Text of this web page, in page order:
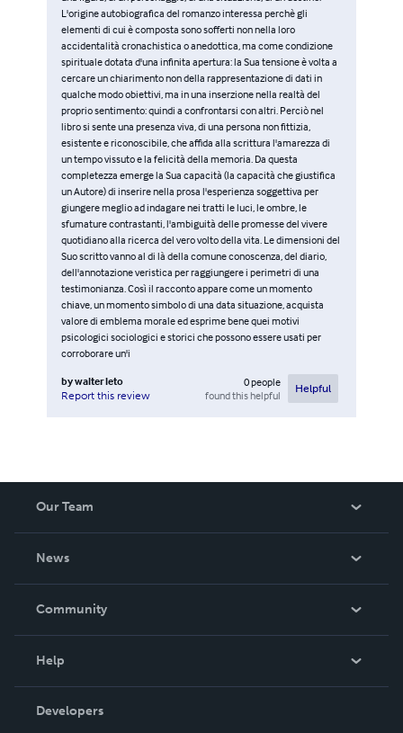
L'origine autobiografica del romanzo interessa perchè gli
elementi di cui è composta sono sofferti non nella loro
accidentalità cronachistica o anedottica, ma come condizione
spirituale dotata d'una infinita apertura: la Sua tensione è volta a
cercare un chiarimento non della rappresentazione di dati in
qualche modo obiettivi, ma in una inserzione nella realtà del
proprio sentimento: quindi a confrontarsi con altri. Perciò nel
libro si sente una presenza viva, di una persona non fittizia,
esistente e riconoscibile, che affida alla scrittura l'amarezza di
un tempo vissuto e la felicità della memoria. Da questa
completezza emerge la Sua capacità (la capacità che giustifica
un Autore) di inserire nella prosa l'esperienza soggettiva per
giungere meglio ad indagare nei tratti le luci, le ombre, le
sfumature contrastanti, l'ambiguità delle promesse del vivere
quotidiano alla ricerca del vero volto della vita. Le dimensioni del
Suo scritto vanno al di là della comune conoscenza, del diario,
dell'annotazione veristica per raggiungere i perimetri di una
testimonianza. Così il racconto appare come un momento
chiave, un momento simbolo di una data situazione, acquista
valore di emblema morale ed esprime bene quei motivi
psicologici sociologici e storici che possono essere usati per
corroborare un'i
bywalter leto
Report this review
0people
found this helpful
Helpful
Our Team
News
In The News
Community
Podcast
Help
Order Lookup
Developers